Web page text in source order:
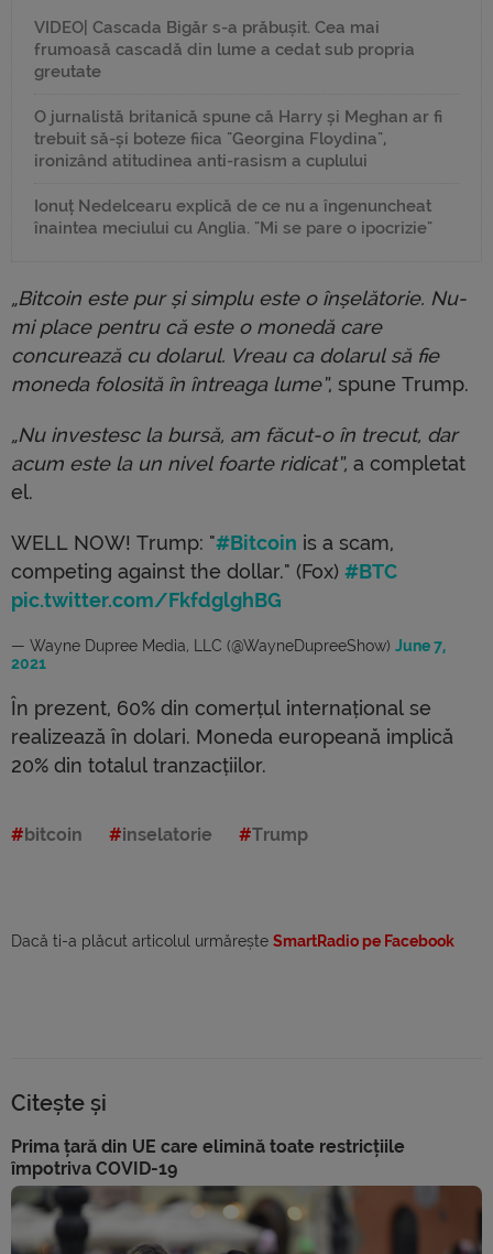
VIDEO| Cascada Bigăr s-a prăbușit. Cea mai
frumoasă cascadă din lume a cedat sub propria
greutate
O jurnalistă britanică spune că Harry și Meghan ar fi
trebuit să-și boteze fiica "Georgina Floydina",
ironizând atitudinea anti-rasism a cuplului
Ionuț Nedelcearu explică de ce nu a îngenuncheat
înaintea meciului cu Anglia. "Mi se pare o ipocrizie"
„Bitcoin este pur și simplu este o înșelătorie. Nu-
mi place pentru că este o monedă care
concurează cu dolarul. Vreau ca dolarul să fie
moneda folosită în întreaga lume”, spune Trump.
„Nu investesc la bursă, am făcut-o în trecut, dar
acum este la un nivel foarte ridicat”, a completat
el.
WELL NOW! Trump: "#Bitcoin is a scam,
competing against the dollar." (Fox) #BTC
pic.twitter.com/FkfdglghBG
— Wayne Dupree Media, LLC (@WayneDupreeShow) June 7,
2021
În prezent, 60% din comerțul internațional se
realizează în dolari. Moneda europeană implică
20% din totalul tranzacțiilor.
bitcoin inselatorie Trump
Dacă ti-a plăcut articolul urmărește SmartRadio pe Facebook
Citește și
Prima țară din UE care elimină toate restricțiile
împotriva COVID-19